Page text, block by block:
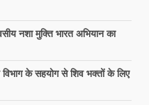
नशा मुक्ति भारत अभियान का
के सहयोग से शिव भक्तों के लिए